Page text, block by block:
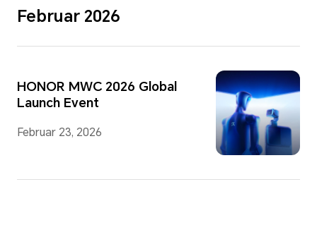
Februar 2026
HONOR MWC 2026 Global
Launch Event
Februar 23, 2026